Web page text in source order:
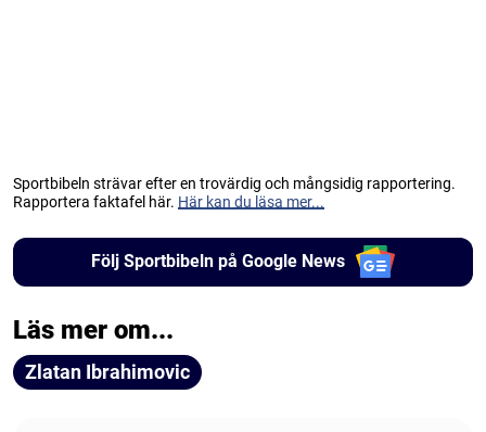
Sportbibeln strävar efter en trovärdig och mångsidig rapportering.
Rapportera faktafel här. Här kan du läsa mer...
Följ Sportbibeln på Google News
Läs mer om...
Zlatan Ibrahimovic